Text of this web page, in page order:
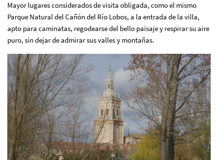
Mayor lugares considerados de visita obligada, como el mismo
Parque Natural del Cañón del Río Lobos, a la entrada de la villa,
apto para caminatas, regodearse del bello paisaje y respirar su aire
puro, sin dejar de admirar sus valles y montañas.